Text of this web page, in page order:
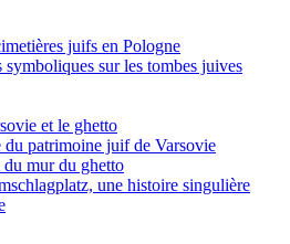
juifs en Pologne
symboliques sur les tombes juives
et le ghetto
du patrimoine juif de Varsovie
mur du ghetto
une histoire singulière